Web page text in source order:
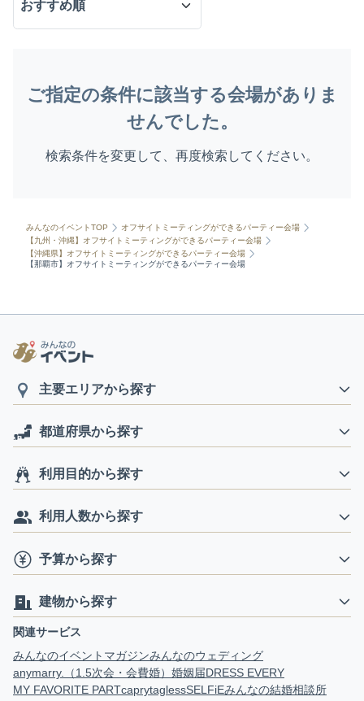
ご指定の条件に該当する会場がありま
せんでした。
検索条件を変更して、再度検索してください。
みんなのイベントTOP
オフサイトミーティングができるパーティー会場
【九州・沖縄】オフサイトミーティングができるパーティー会場
【沖縄県】オフサイトミーティングができるパーティー会場
【那覇市】オフサイトミーティングができるパーティー会場
主要エリアから探す
都道府県から探す
利用目的から探す
利用人数から探す
予算から探す
建物から探す
関連サービス
みんなのイベントマガジンみんなのウェディング
anymarry.（1.5次会・会費婚） 婚姻届DRESS EVERY
MY FAVORITE PARTcaprytaglessSELFiEみんなの結婚相談所